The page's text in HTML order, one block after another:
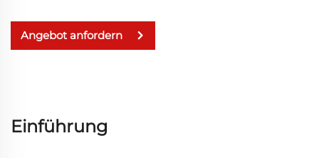
Angebot anfordern
Einführung